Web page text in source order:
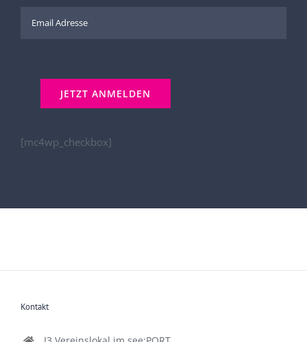
Hauptstrasse 204 (2.Stock)